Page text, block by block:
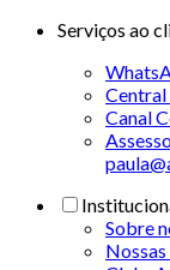
Serviços ao
Central
Canal
Sobre